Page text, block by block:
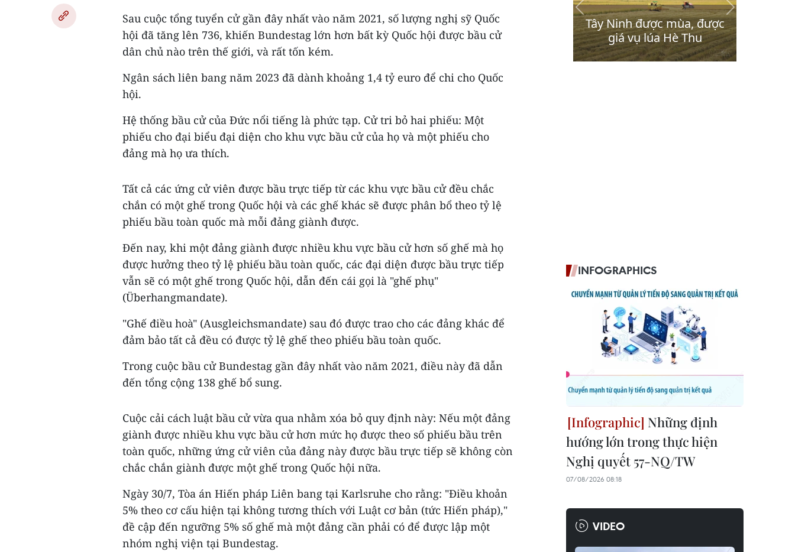
Sau cuộc tổng tuyển cử gần đây nhất vào năm 2021, số lượng nghị sỹ Quốc
hội đã tăng lên 736, khiến Bundestag lớn hơn bất kỳ Quốc hội được bầu cử
dân chủ nào trên thế giới, và rất tốn kém.
Ngân sách liên bang năm 2023 đã dành khoảng 1,4 tỷ euro để chi cho Quốc
hội.
Hệ thống bầu cử của Đức nổi tiếng là phức tạp. Cử tri bỏ hai phiếu: Một
phiếu cho đại biểu đại diện cho khu vực bầu cử của họ và một phiếu cho
đảng mà họ ưa thích.
Tất cả các ứng cử viên được bầu trực tiếp từ các khu vực bầu cử đều chắc
chắn có một ghế trong Quốc hội và các ghế khác sẽ được phân bổ theo tỷ lệ
phiếu bầu toàn quốc mà mỗi đảng giành được.
Đến nay, khi một đảng giành được nhiều khu vực bầu cử hơn số ghế mà họ
được hưởng theo tỷ lệ phiếu bầu toàn quốc, các đại diện được bầu trực tiếp
vẫn sẽ có một ghế trong Quốc hội, dẫn đến cái gọi là "ghế phụ"
(Überhangmandate).
"Ghế điều hoà" (Ausgleichsmandate) sau đó được trao cho các đảng khác để
đảm bảo tất cả đều có được tỷ lệ ghế theo phiếu bầu toàn quốc.
Trong cuộc bầu cử Bundestag gần đây nhất vào năm 2021, điều này đã dẫn
đến tổng cộng 138 ghế bổ sung.
Cuộc cải cách luật bầu cử vừa qua nhằm xóa bỏ quy định này: Nếu một đảng
giành được nhiều khu vực bầu cử hơn mức họ được theo số phiếu bầu trên
toàn quốc, những ứng cử viên của đảng này được bầu trực tiếp sẽ không còn
chắc chắn giành được một ghế trong Quốc hội nữa.
Ngày 30/7, Tòa án Hiến pháp Liên bang tại Karlsruhe cho rằng: "Điều khoản
5% theo cơ cấu hiện tại không tương thích với Luật cơ bản (tức Hiến pháp),"
đề cập đến ngưỡng 5% số ghế mà một đảng cần phải có để được lập một
nhóm nghị viện tại Bundestag.
INFOGRAPHICS
Những định
hướng lớn trong thực hiện
Nghị quyết 57-NQ/TW
07/08/2026 08:18
VIDEO